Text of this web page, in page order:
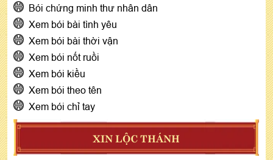
Bói chứng minh thư nhân dân
Xem bói bài tình yêu
Xem bói bài thời vận
Xem bói nốt ruồi
Xem bói kiều
Xem bói theo tên
Xem bói chỉ tay
XIN LỘC THÁNH